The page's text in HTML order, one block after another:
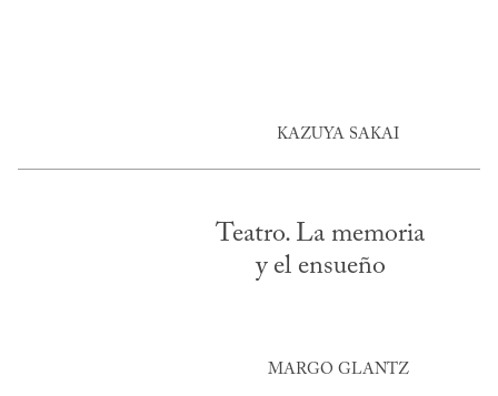
KAZUYA SAKAI
Teatro. La memoria
y el ensueño
MARGO GLANTZ